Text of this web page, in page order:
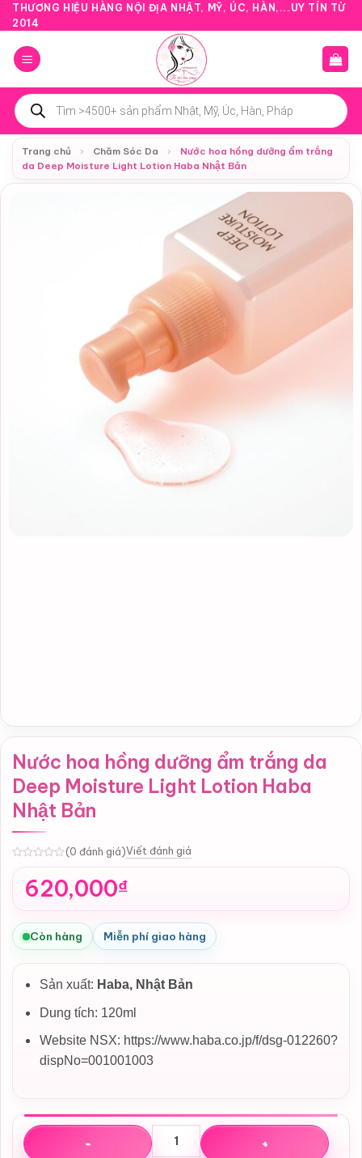
Bỏ
qua
nội
dung
THƯƠNG HIỆU HÀNG NỘI ĐỊA NHẬT, MỸ, ÚC, HÀN,...UY TÍN TỪ
2014
Tìm
kiếm
sản
phẩm
Trang chủ
› Chăm Sóc Da ›
Nước hoa hồng dưỡng ẩm trắng
da Deep Moisture Light Lotion Haba Nhật Bản
Nước hoa hồng dưỡng ẩm trắng da
Deep Moisture Light Lotion Haba
Nhật Bản
(0 đánh giá)Viết đánh giá
620,000₫
Còn hàng Miễn phí giao hàng
Sản xuất: Haba, Nhật Bản
Dung tích: 120ml
Website NSX: https://www.haba.co.jp/f/dsg-012260?
dispNo=001001003
Nước hoa hồng dưỡng ẩm trắng da Deep Moisture Light